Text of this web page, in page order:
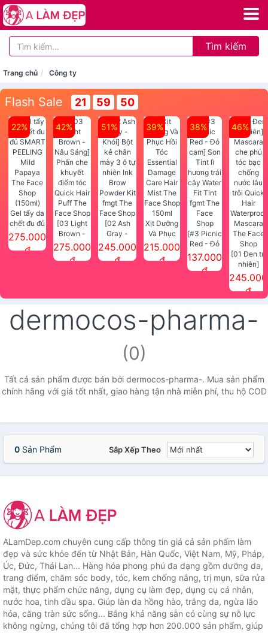
Tìm kiếm
Trang chủ Công ty
Flash Sale 21 59 50
22%
Gel tẩy da
chết đu đủ
SMART
PEELING
275.000
đ
42%
[03 Light
Brown -
Nâu Sáng]
Phấn che
275.000
đ
51%
[02 Ash
Gray -
Khói] Bột
kẻ chân
Face Shop
245.000
đ
39%
Xịt Dưỡng
Và Phục
Hồi Tóc
Essential
215.000
đ
38%
[#3 Picnic
Red - Đỏ
cam] Son
Face
137.000
đ
46%
[01 Đen tự
nhiên]
Mascara
che phủ
nước lâu
trôi Quick
Shop
245.000
đ
dermocos-pharma-
(0)
Tất cả sản phẩm được bán bởi dermocos-pharma-. Mua sản phẩm
chính hãng với giá tốt nhất, giao hàng tận nhà miễn phí, thu hộ COD
0 Sản Phẩm Sắp Xếp Theo
ALamDep.com chuyên cung cấp thông tin giá cả sản phẩm làm
đẹp và sức khỏe đến từ Nhật Bản, Hàn Quốc, Việt Nam, Mỹ, Pháp,
Úc, Đức, Thái Lan... Hàng hóa phong phú đa dạng gồm dưỡng da,
trang điểm, chăm sóc body, tóc, kem chống nắng, trị mụn, sữa rửa
mặt, thực phẩm chức năng, dụng cụ làm đẹp, dụng cụ cá nhân,
nước hoa, tinh dầu spa. Giúp làn da hồng hào, trắng da, ngừa lão
hóa, căng tràn sức sống... Bằng khả năng sẵn có cùng sự nỗ lực
không ngừng, chúng tôi đã tổng hợp hơn 200.000 sản phẩm, giúp